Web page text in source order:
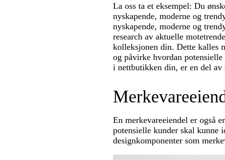
La oss ta et eksempel: Du
nyskapende, moderne og
nyskapende, moderne og
research av aktuelle
kolleksjonen din. Dette kalles
og påvirke hvordan
i nettbutikken din, er en del av
En merkevareeiendel er også
potensielle kunder skal kunne
designkomponenter som